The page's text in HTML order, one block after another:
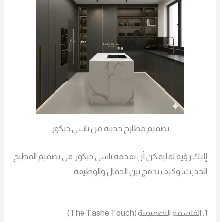
تصميم مطابخ حديثة من تاشي ديكور
رؤية لما يمكن أن تقدمه تاشي ديكور في تصميم المطبخ
وكيف تدمج بين الجمال والوظيفة: